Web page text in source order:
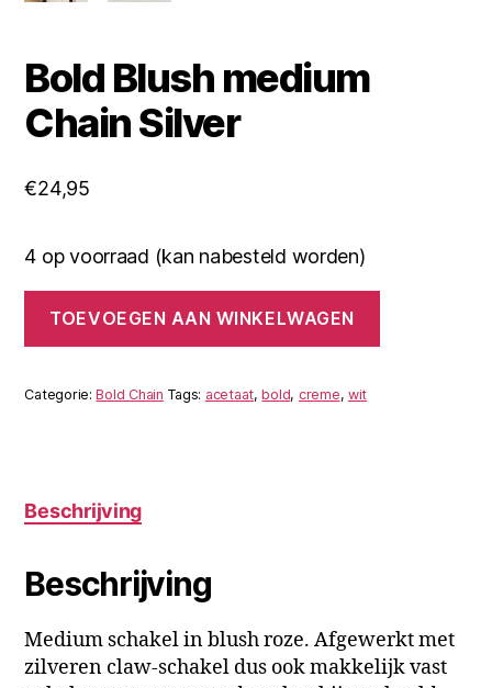
Bold Blush medium
Chain Silver
€24,95
4 op voorraad (kan nabesteld worden)
Blush
medium
Silver
aantal
TOEVOEGEN AAN WINKELWAGEN
Categorie:Bold Chain Tags: acetaat,bold, creme, wit
Beschrijving
Beschrijving
Medium schakel in blush roze. Afgewerkt met
zilveren claw-schakel dus ook makkelijk vast